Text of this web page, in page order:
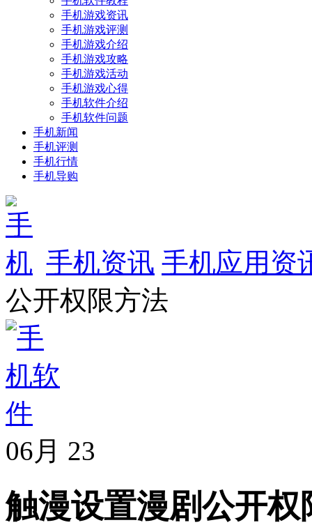
手机游戏资讯
手机游戏评测
手机游戏介绍
手机游戏攻略
手机游戏活动
手机游戏心得
手机软件介绍
手机软件问题
手机新闻
手机评测
手机行情
手机导购
手机资讯 手机应用资
公开权限方法
06月 23
触漫设置漫剧公开权